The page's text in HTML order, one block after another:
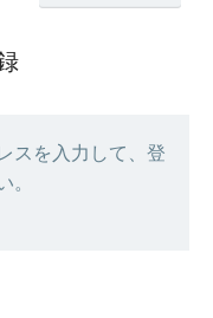
スを入力して、登
。